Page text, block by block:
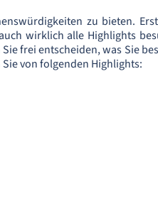
zu bieten.
wirklich alle Highlights
frei entscheiden, was Sie
von folgenden Highlights: